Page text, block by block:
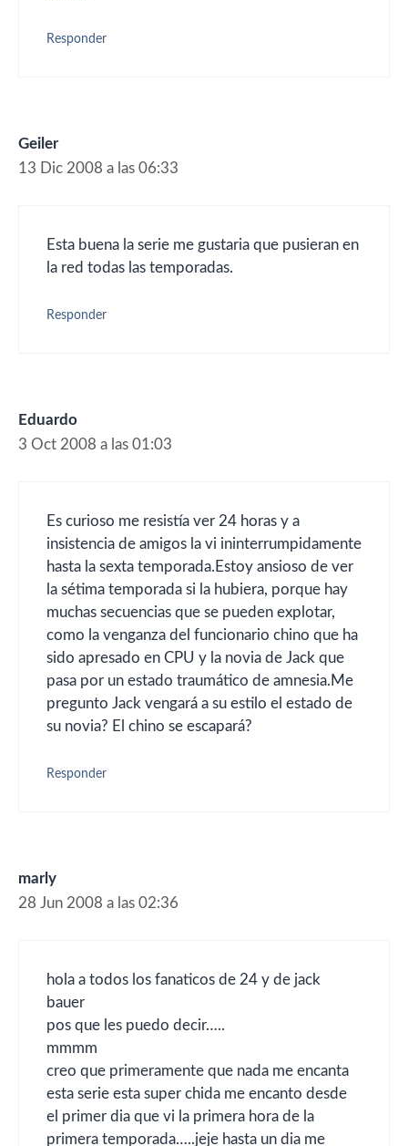
Responder
Geiler
13 Dic 2008 a las 06:33
Esta buena la serie me gustaria que pusieran en
la red todas las temporadas.
Responder
Eduardo
3 Oct 2008 a las 01:03
Es curioso me resistía ver 24 horas y a
insistencia de amigos la vi ininterrumpidamente
hasta la sexta temporada.Estoy ansioso de ver
la sétima temporada si la hubiera, porque hay
muchas secuencias que se pueden explotar,
como la venganza del funcionario chino que ha
sido apresado en CPU y la novia de Jack que
pasa por un estado traumático de amnesia.Me
pregunto Jack vengará a su estilo el estado de
su novia? El chino se escapará?
Responder
marly
28 Jun 2008 a las 02:36
hola a todos los fanaticos de 24 y de jack
bauer
pos que les puedo decir…..
mmmm
creo que primeramente que nada me encanta
esta serie esta super chida me encanto desde
el primer dia que vi la primera hora de la
primera temporada…..jeje hasta un dia me